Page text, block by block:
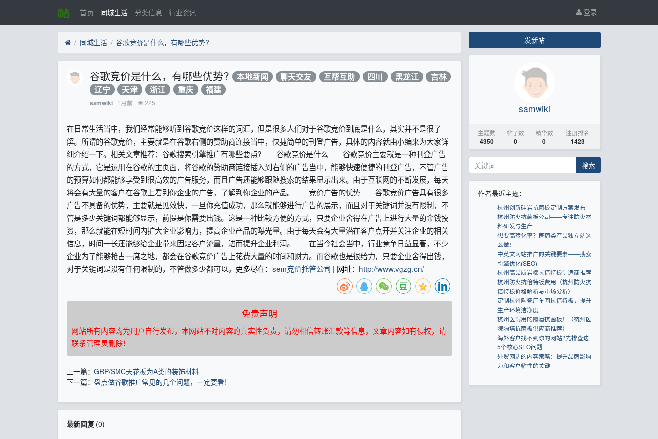
首页 同城生活 分类信息 行业资讯 登录
同城生活 谷歌竞价是什么，有哪些优势?
谷歌竞价是什么，有哪些优势? 本地新闻 聊天交友 互帮互助 四川 黑龙江
吉林
辽宁
天津 浙江 重庆 福建
samwiki 1月前 225
在日常生活当中，我们经常能够听到谷歌竞价这样的词汇，但是很多人们对于谷歌竞价到底是什么，其实并不是很了
解。所谓的谷歌竞价，主要就是在谷歌右侧的赞助商连接当中，快捷简单的刊登广告，具体的内容就由小编来为大家详
细介绍一下。相关文章推荐：谷歌搜索引擎推广有哪些要点? 谷歌竞价是什么 谷歌竞价主要就是一种刊登广告
的方式，它是运用在谷歌的主页面，将谷歌的赞助商链接插入到右侧的广告当中，能够快速便捷的刊登广告，不管广告
的预算如何都能够享受到很高效的广告服务，而且广告还能够跟随搜索的结果显示出来。由于互联网的不断发展，每天
将会有大量的客户在谷歌上看到你企业的广告，了解到你企业的产品。 竞价广告的优势 谷歌竞价广告具有很多
广告不具备的优势，主要就是见效快，一旦你充值成功，那么就能够进行广告的展示，而且对于关键词并没有限制，不
管是多少关键词都能够显示，前提是你需要出钱。这是一种比较方便的方式，只要企业舍得在广告上进行大量的金钱投
资，那么就能在短时间内扩大企业影响力，提高企业产品的曝光量。由于每天会有大量潜在客户点开并关注企业的相关
信息，时间一长还能够给企业带来固定客户流量，进而提升企业利润。 在当今社会当中，行业竞争日益显著，不少
企业为了能够抢占一席之地，都会在谷歌竞价广告上花费大量的时间和财力。而谷歌也是很给力，只要企业舍得出钱，
对于关键词是没有任何限制的，不管做多少都可以。 更多尽在： sem竞价托管公司 | 网址： http://www.vgzg.cn/
免责声明
网站所有内容均为用户自行发布，本网站不对内容的真实性负责，请勿相信转账汇款等信息，文章内容如有侵权，请
联系管理员删除！
上一篇： GRP/SMC天花板为A类的装饰材料
下一篇： 盘点做谷歌推广常见的几个问题，一定要看!
最新回复(0)
发新帖
samwiki
主题数
4350
帖子数
0
精华数
0
注册排名
1423
搜索
作者最近主题：
杭州创新硅岩抗菌板定制方案发布
杭州防火抗菌板公司——专注防火材
料研发与生产
想要高转化率？医药类产品独立站这
么做！
中英文网站推广的关键要素——搜索
引擎优化(SEO)
杭州高品质岩棉抗倍特板制造商推荐
杭州防火抗倍特板费用（杭州防火抗
倍特板价格解析与市场分析）
定制杭州陶瓷厂车间抗倍特板，提升
生产环境洁净度
杭州医院用的隔墙抗菌板厂（杭州医
院隔墙抗菌板供应商推荐）
海外客户找不到你的网站?先排查这
5个核心SEO问题
外贸网站的内容策略：提升品牌影响
力和客户粘性的关键